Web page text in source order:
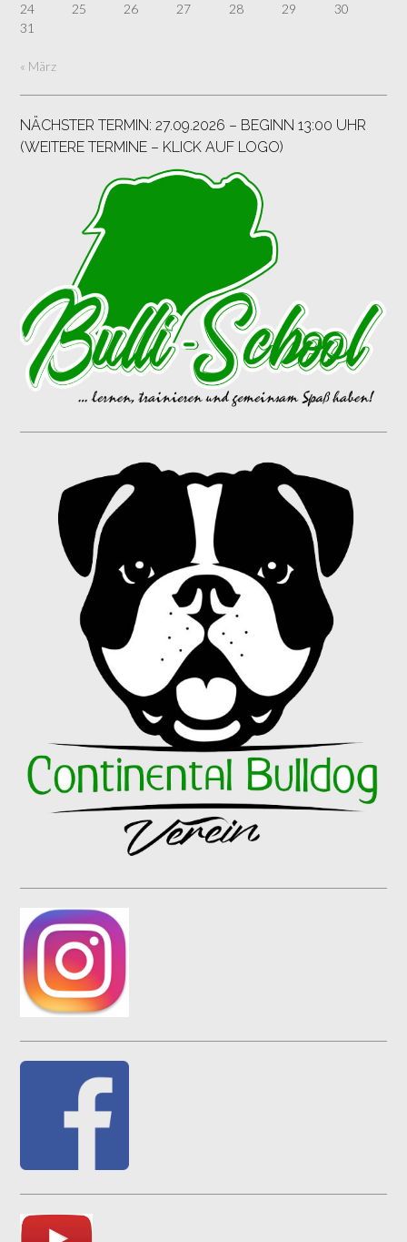
24
25 26 27 28 29
30
31
« März
NÄCHSTER TERMIN: 27.09.2026 – BEGINN 13:00 UHR
(WEITERE TERMINE – KLICK AUF LOGO)